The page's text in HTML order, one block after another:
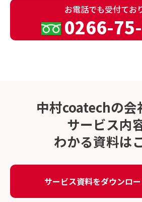
お電話でも受付てお
0266-
中村coatechの会
サービス内
わかる資料は
サービス資料をダウンロ